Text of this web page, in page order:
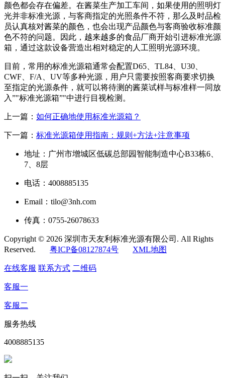
颜色都会存在偏差。在酱菜生产加工车间，如果使用的照明灯
光并非标准光源，与客商指定的光照条件不符，那么及时品检
员认真核对酱菜的颜色，也会出现产品颜色与客商验收标准颜
色不符的问题。因此，越来越多的食品厂商开始引进标准光源
箱，通过这款设备营造出相对稳定的人工照明光源环境。
目前，常用的标准光源箱通常会配置D65、TL84、U30、
CWF、F/A、UV等多种光源，用户只需要按照客商要求切换
至指定的光源条件，就可以将待测的酱菜试样与标准样一同放
入”"标准光源箱”"中进行目视检测。
上一篇： 如何正确地使用标准光源箱？
下一篇： 标准光源箱使用指南：规则+方法+注意事项
地址：广州市增城区低碳总部园智能制造中心B33栋6、
7、8层
电话：4008885135
Email：tilo@3nh.com
传真：0755-26078633
Copyright © 2026 深圳市天友利标准光源有限公司. All Rights
Reserved. 粤ICP备08127874号 XML地图
在线客服 联系方式 二维码
客服一
客服二
服务热线
4008885135